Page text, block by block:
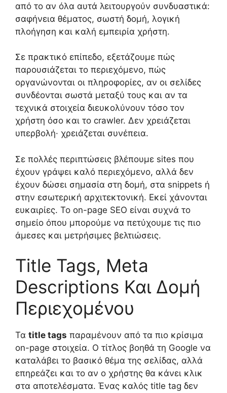
από το αν όλα αυτά λειτουργούν συνδυαστικά:
σαφήνεια θέματος, σωστή δομή, λογική
πλοήγηση και καλή εμπειρία χρήστη.
Σε πρακτικό επίπεδο, εξετάζουμε πώς
παρουσιάζεται το περιεχόμενο, πώς
οργανώνονται οι πληροφορίες, αν οι σελίδες
συνδέονται σωστά μεταξύ τους και αν τα
τεχνικά στοιχεία διευκολύνουν τόσο τον
χρήστη όσο και το crawler. Δεν χρειάζεται
υπερβολή· χρειάζεται συνέπεια.
Σε πολλές περιπτώσεις βλέπουμε sites που
έχουν γράψει καλό περιεχόμενο, αλλά δεν
έχουν δώσει σημασία στη δομή, στα snippets ή
στην εσωτερική αρχιτεκτονική. Εκεί χάνονται
ευκαιρίες. Το on-page SEO είναι συχνά το
σημείο όπου μπορούμε να πετύχουμε τις πιο
άμεσες και μετρήσιμες βελτιώσεις.
Title Tags, Meta
Descriptions Και Δομή
Περιεχομένου
Τα title tags παραμένουν από τα πιο κρίσιμα
on-page στοιχεία. Ο τίτλος βοηθά τη Google να
καταλάβει το βασικό θέμα της σελίδας, αλλά
επηρεάζει και το αν ο χρήστης θα κάνει κλικ
στα αποτελέσματα. Ένας καλός title tag δεν